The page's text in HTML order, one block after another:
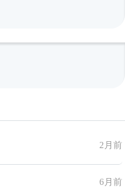
2月前
6月前